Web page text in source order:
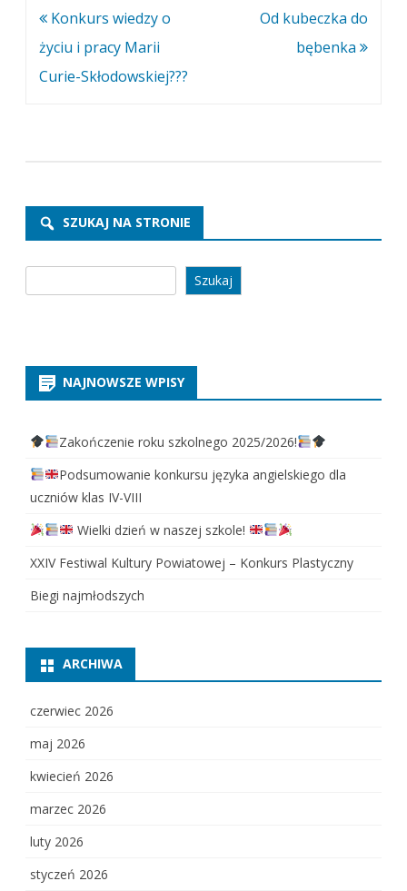
Nawigacja
wpisu
Konkurs wiedzy o
życiu i pracy Marii
Curie-Skłodowskiej??‍?
Od kubeczka do
bębenka
SZUKAJ NA STRONIE
Szukaj
NAJNOWSZE WPISY
Zakończenie roku szkolnego 2025/2026!
Podsumowanie konkursu języka angielskiego dla
uczniów klas IV-VIII
Wielki dzień w naszej szkole!
XXIV Festiwal Kultury Powiatowej – Konkurs Plastyczny
Biegi najmłodszych
ARCHIWA
czerwiec 2026
maj 2026
kwiecień 2026
marzec 2026
luty 2026
styczeń 2026